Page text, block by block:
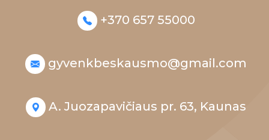
+370 657 55000
gyvenkbeskausmo@gmail.com
A. Juozapavičiaus pr. 63, Kaunas